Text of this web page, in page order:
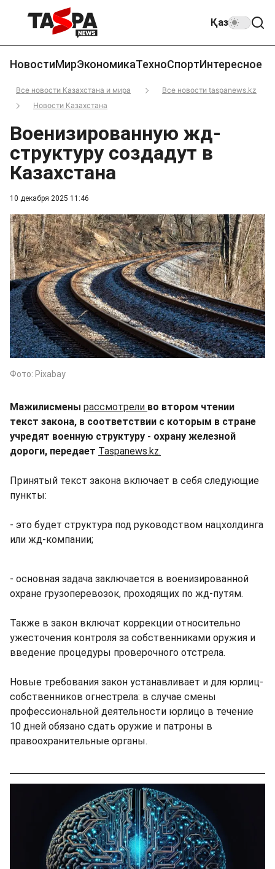
Қаз
НовостиМирЭкономикаТехноСпортИнтересное
Все новости Казахстана и мира
Все новости taspanews.kz
Новости Казахстана
10 декабря 2025 11:46
Военизированную жд-
структуру создадут в
Казахстана
Фото: Pixabay
Мажилисмены рассмотрели во втором чтении
текст закона, в соответствии с которым в стране
учредят военную структуру - охрану железной
дороги, передает Taspanews.kz.
Принятый текст закона включает в себя следующие
пункты:
- это будет структура под руководством нацхолдинга
или жд-компании;
- основная задача заключается в военизированной
охране грузоперевозок, проходящих по жд-путям.
Также в закон включат коррекции относительно
ужесточения контроля за собственниками оружия и
введение процедуры проверочного отстрела.
Новые требования закон устанавливает и для юрлиц-
собственников огнестрела: в случае смены
профессиональной деятельности юрлицо в течение
10 дней обязано сдать оружие и патроны в
правоохранительные органы.